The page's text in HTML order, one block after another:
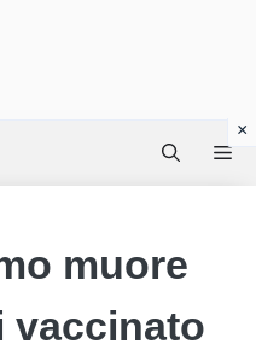
muore
vaccinato